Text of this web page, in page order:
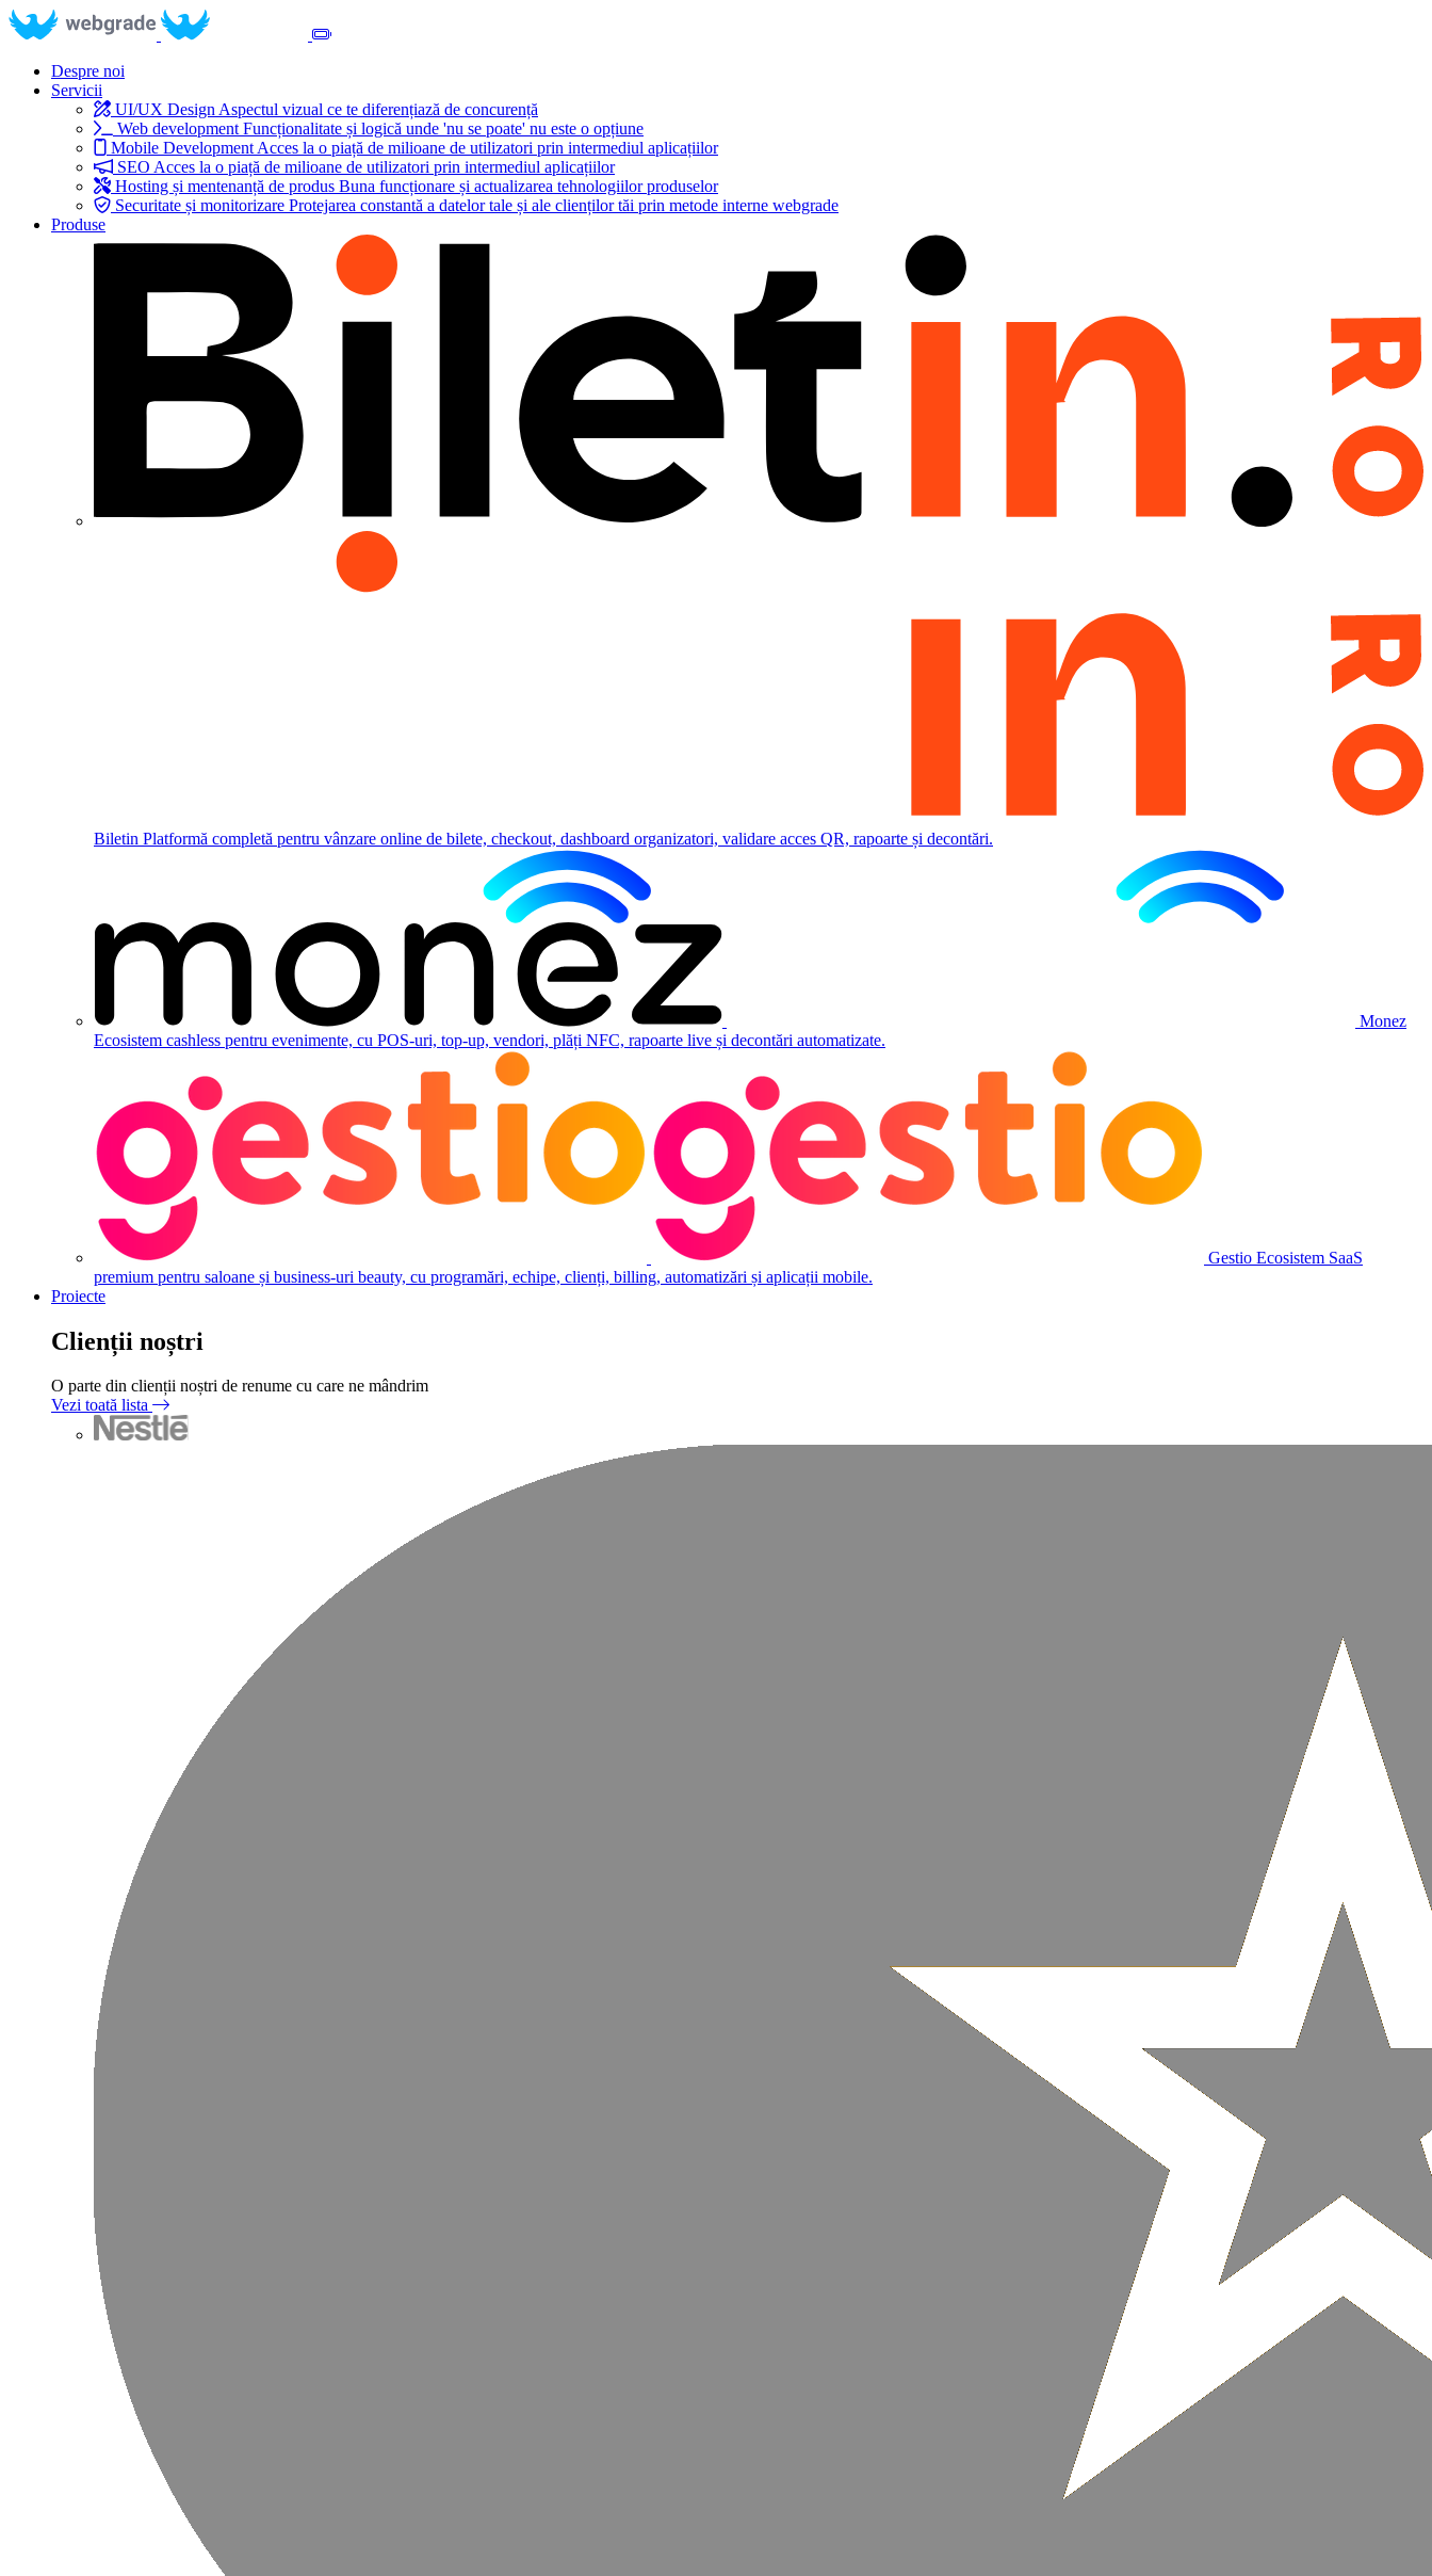
Despre noi
Servicii
UI/UX Design Aspectul vizual ce te diferențiază de concurență
Web development Funcționalitate și logică unde 'nu se poate' nu este o opțiune
Mobile Development Acces la o piață de milioane de utilizatori prin intermediul aplicațiilor
SEO Acces la o piață de milioane de utilizatori prin intermediul aplicațiilor
Hosting și mentenanță de produs Buna funcționare și actualizarea tehnologiilor produselor
Securitate și monitorizare Protejarea constantă a datelor tale și ale clienților tăi prin metode interne webgrade
Produse
Biletin Platformă completă pentru vânzare online de bilete, checkout, dashboard organizatori, validare acces QR, rapoarte și decontări.
Monez
Ecosistem cashless pentru evenimente, cu POS-uri, top-up, vendori, plăți NFC, rapoarte live și decontări automatizate.
Gestio Ecosistem SaaS
premium pentru saloane și business-uri beauty, cu programări, echipe, clienți, billing, automatizări și aplicații mobile.
Proiecte
Clienții noștri
O parte din clienții noștri de renume cu care ne mândrim
Vezi toată lista